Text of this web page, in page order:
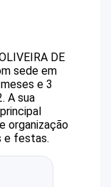
DE
sede em
e 3
A sua
organização
e festas.